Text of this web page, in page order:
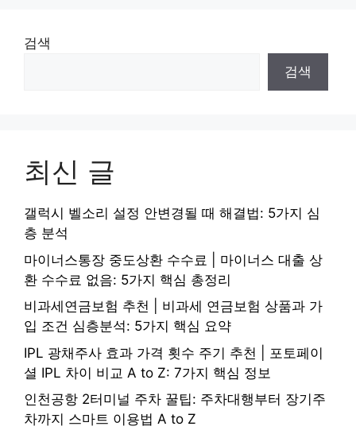
검색
검색
최신 글
갤럭시 벨소리 설정 안변경될 때 해결법: 5가지 심
층 분석
마이너스통장 중도상환 수수료 | 마이너스 대출 상
환 수수료 없음: 5가지 핵심 총정리
비과세연금보험 추천 | 비과세 연금보험 상품과 가
입 조건 심층분석: 5가지 핵심 요약
IPL 광채주사 효과 가격 횟수 주기 추천 | 포토페이
셜 IPL 차이 비교 A to Z: 7가지 핵심 정보
인천공항 2터미널 주차 꿀팁: 주차대행부터 장기주
차까지 스마트 이용법 A to Z